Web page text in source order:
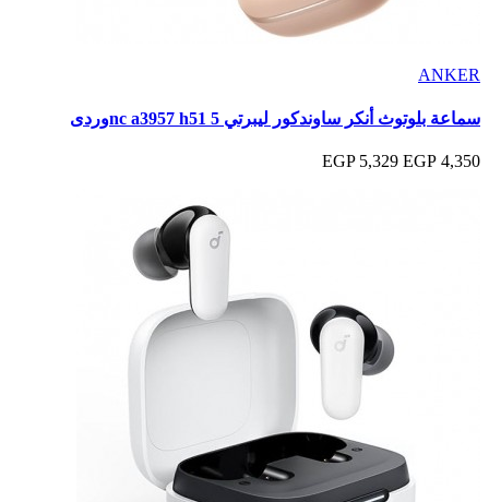
ANKER
سماعة بلوتوث أنكر ساوندكور ليبرتي 5 nc a3957 h51وردى
4,350 EGP
5,329 EGP